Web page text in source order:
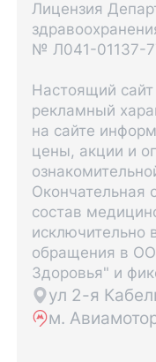
Лицензия
№ Л041-01137-
Настоящий
рекламный
на сайте
цены, акции и
Окончательная
состав
исключительно
обращения в
Здоровья" и
ул 2-я
м.